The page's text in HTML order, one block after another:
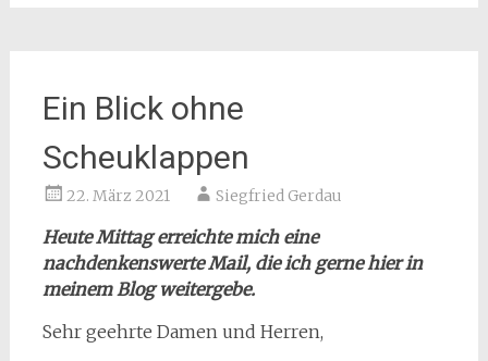
Ein Blick ohne
Scheuklappen
22. März 2021 Siegfried Gerdau
Heute Mittag erreichte mich eine
nachdenkenswerte Mail, die ich gerne hier in
meinem Blog weitergebe.
Sehr geehrte Damen und Herren,